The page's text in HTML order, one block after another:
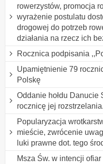
rowerzystów, promocja
wyrażenie postulatu
drogowej do potrzeb
działania na rzecz ich
Rocznica podpisania
Upamiętnienie 79
Polskę
Oddanie hołdu Danucie
rocznicę jej rozstrzelania.
Popularyzacja
mieście, zwrócenie
luki prawne dot. tego
Msza Św. w intencji